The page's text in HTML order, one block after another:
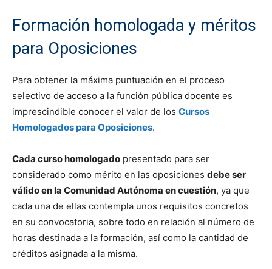
Formación homologada y méritos
para Oposiciones
Para obtener la máxima puntuación en el proceso
selectivo de acceso a la función pública docente es
imprescindible conocer el valor de los Cursos
Homologados para Oposiciones.
Cada curso homologado presentado para ser
considerado como mérito en las oposiciones debe ser
válido en la Comunidad Autónoma en cuestión, ya que
cada una de ellas contempla unos requisitos concretos
en su convocatoria, sobre todo en relación al número de
horas destinada a la formación, así como la cantidad de
créditos asignada a la misma.